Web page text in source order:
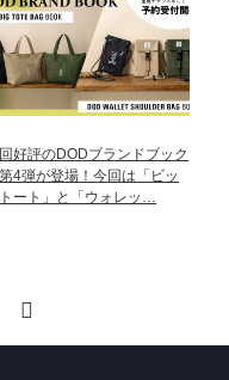
好評のDODブランドブック
4弾が登場！今回は「ビッ
ート」と「ウォレッ…